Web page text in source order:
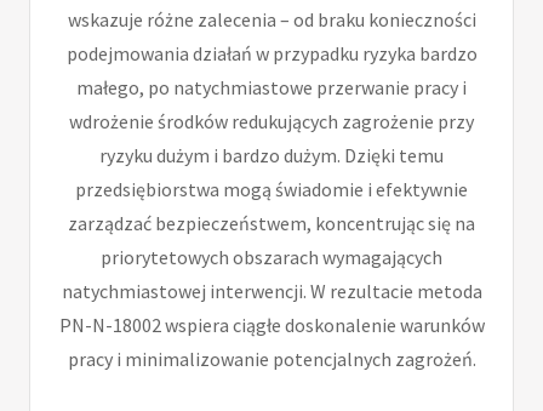
wskazuje różne zalecenia – od braku konieczności
podejmowania działań w przypadku ryzyka bardzo
małego, po natychmiastowe przerwanie pracy i
wdrożenie środków redukujących zagrożenie przy
ryzyku dużym i bardzo dużym. Dzięki temu
przedsiębiorstwa mogą świadomie i efektywnie
zarządzać bezpieczeństwem, koncentrując się na
priorytetowych obszarach wymagających
natychmiastowej interwencji. W rezultacie metoda
PN-N-18002 wspiera ciągłe doskonalenie warunków
pracy i minimalizowanie potencjalnych zagrożeń.